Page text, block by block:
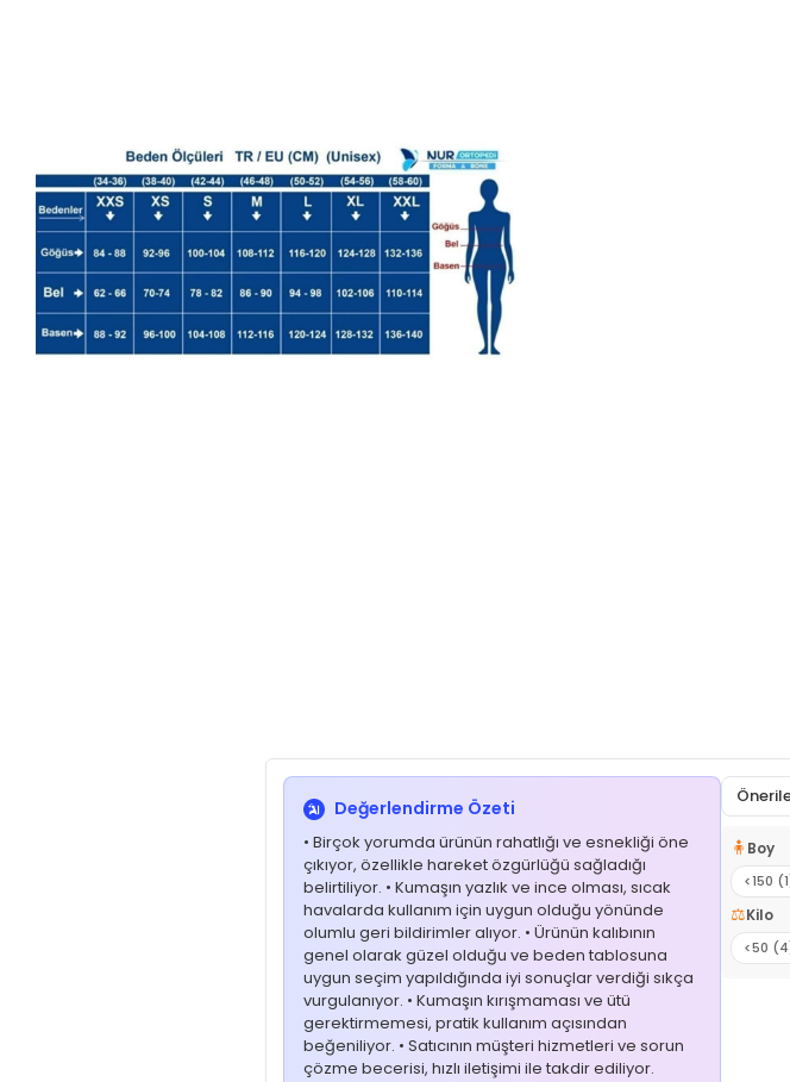
Değerlendirme Özeti
• Birçok yorumda ürünün rahatlığı ve esnekliği öne
çıkıyor, özellikle hareket özgürlüğü sağladığı
belirtiliyor. • Kumaşın yazlık ve ince olması, sıcak
havalarda kullanım için uygun olduğu yönünde
olumlu geri bildirimler alıyor. • Ürünün kalıbının
genel olarak güzel olduğu ve beden tablosuna
uygun seçim yapıldığında iyi sonuçlar verdiği sıkça
vurgulanıyor. • Kumaşın kırışmaması ve ütü
gerektirmemesi, pratik kullanım açısından
beğeniliyor. • Satıcının müşteri hizmetleri ve sorun
çözme becerisi, hızlı iletişimi ile takdir ediliyor.
🧍 Boy
<150
⚖️Kilo
<50